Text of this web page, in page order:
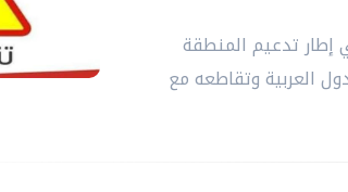
إطار تدعيم المنطقة
العربية وتقاطعه مع